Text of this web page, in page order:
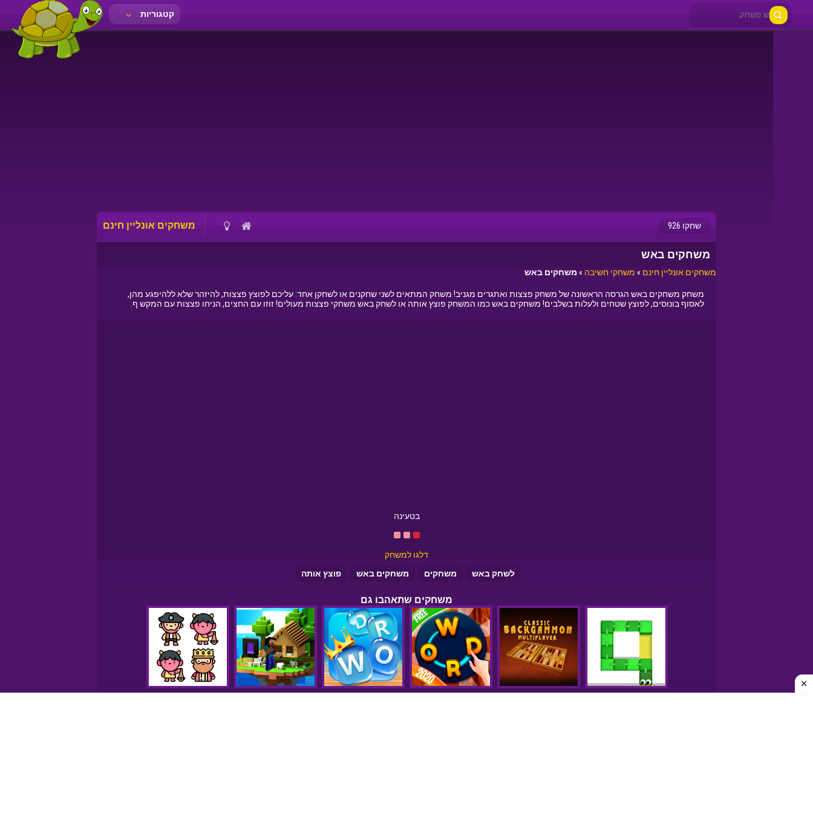
קטגוריות
משחקים אונליין חינם שחקו 926
משחקים באש
משחקים אונליין חינם » משחקי חשיבה » משחקים באש
משחק משחקים באש הגרסה הראשונה של משחק פצצות ואתגרים מגניב! משחק המתאים לשני שחקנים או לשחקן אחד. עליכם לפוצץ פצצות, להיזהר שלא ללהיפגע מהן,
לאסוף בונוסים, לפוצץ שטחים ולעלות בשלבים! משחקים באש כמו המשחק פוצץ אותה או לשחק באש משחקי פצצות מעולים! זוזו עם החצים, הניחו פצצות עם המקש ף.
בטעינה
דלגו למשחק
לשחק באש
משחקים משחקים באש פוצץ אותה
משחקים שתאהבו גם